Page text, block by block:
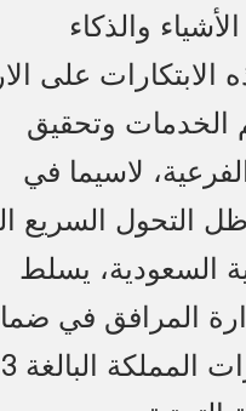
والذكاء
الابتكارات على
الخدمات وتحقيق
لاسيما في
التحول السريع
السعودية، يسلط
المرافق في
طول العمر